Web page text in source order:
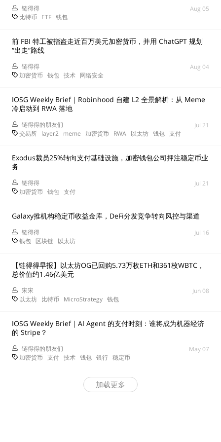
链得得
Aug 05
比特币
ETF 钱包
前 FBI 特工被指盗走近百万美元加密货币，并用 ChatGPT 规划
“出走”路线
链得得
Aug 04
加密货币 钱包 技术 网络安全
IOSG Weekly Brief｜Robinhood 自建 L2 全景解析：从 Meme
冷启动到 RWA 落地
链得得的朋友们
Jul 21
交易所 layer2 meme 加密货币 RWA 以太坊 钱包 支付
Exodus裁员25%转向支付基础设施，加密钱包公司押注稳定币业
务
链得得
Jul 21
加密货币 钱包 支付
Galaxy推机构稳定币收益金库，DeFi分发竞争转向风控与渠道
链得得
Jul 16
钱包 区块链 以太坊
【链得得早报】以太坊OG已回购5.73万枚ETH和361枚WBTC，
总价值约1.46亿美元
宋宋
Jun 08
以太坊 比特币 MicroStrategy 钱包
IOSG Weekly Brief｜AI Agent 的支付时刻：谁将成为机器经济
的 Stripe？
链得得的朋友们
May 07
加密货币 支付 技术 钱包 银行 稳定币
加载更多